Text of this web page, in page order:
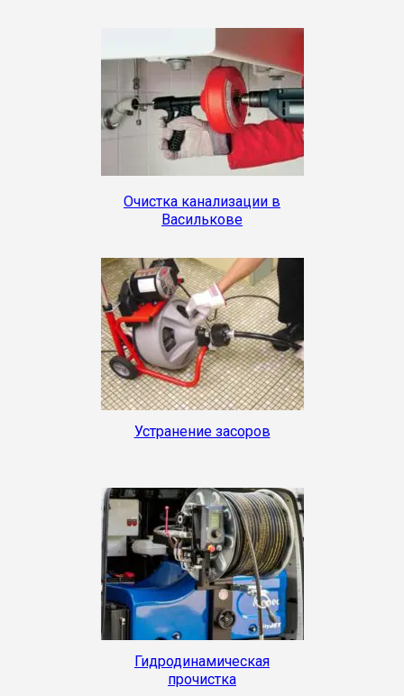
Очистка канализации в
Василькове
Устранение засоров
Гидродинамическая
прочистка